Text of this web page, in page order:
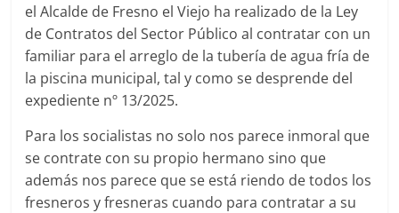
el Alcalde de Fresno el Viejo ha realizado de la Ley
de Contratos del Sector Público al contratar con un
familiar para el arreglo de la tubería de agua fría de
la piscina municipal, tal y como se desprende del
expediente nº 13/2025.
Para los socialistas no solo nos parece inmoral que
se contrate con su propio hermano sino que
además nos parece que se está riendo de todos los
fresneros y fresneras cuando para contratar a su